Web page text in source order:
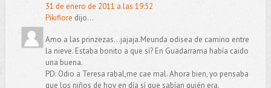
31 de enero de 2011 a las 19:52
Pikifiore dijo...
Amo a las prinzezas...jajaja.Meunda odisea de camino entre
la nieve. Estaba bonito a que sí? En Guadarrama había caido
una buena.
PD: Odio a Teresa rabal,me cae mal. Ahora bien, yo pensaba
que los niños de hoy en día sí que sabían quién era.